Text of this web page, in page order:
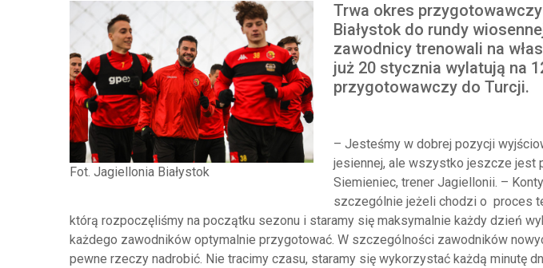
Fot. Jagiellonia Białystok
Trwa okres
Białystok do rundy
zawodnicy trenowali na
już 20 stycznia wylatują na
przygotowawczy do Turcji.
– Jesteśmy w dobrej pozycji
jesiennej, ale wszystko jeszcze jest
Siemieniec, trener Jagiellonii. –
szczególnie jeżeli chodzi o proces
którą rozpoczęliśmy na początku sezonu i staramy się maksymalnie każdy dzień
każdego zawodników optymalnie przygotować. W szczególności zawodników
pewne rzeczy nadrobić. Nie tracimy czasu, staramy się wykorzystać każdą minutę